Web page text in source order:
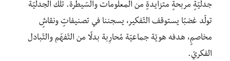
جدليّةٍ مربحةٍ متزايدةٍ من المعلومات والسّيطرة. تلك الجدليّة
تولّد غضبًا يستوقف التّفكير، يسجننا في تصنيفاتٍ ونقاشٍ
مخاصمٍ، هدفه هويّة جماعيّة مُحارِبة بدلًا من التّفهّم والتّبادل
الفكريّ.